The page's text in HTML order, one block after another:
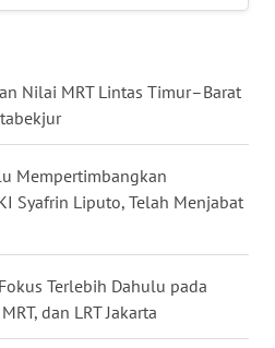
Nilai MRT Lintas Timur–Barat
Mempertimbangkan
Syafrin Liputo, Telah Menjabat
Terlebih Dahulu pada
dan LRT Jakarta